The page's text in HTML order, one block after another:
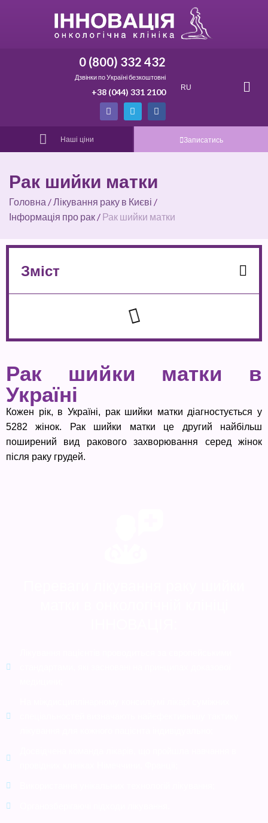
0 (800) 332 432
Дзвінки по Україні безкоштовні
+38 (044) 331 2100 RU
Наші ціни Записатись
Рак шийки матки
Головна /Лікування раку в Києві /
Інформація про рак / Рак шийки матки
Зміст
Рак шийки матки в
Україні
Кожен рік, в Україні, рак шийки матки діагностується у
5282 жінок. Рак шийки матки це другий найбільш
поширений вид ракового захворювання серед жінок
після раку грудей.